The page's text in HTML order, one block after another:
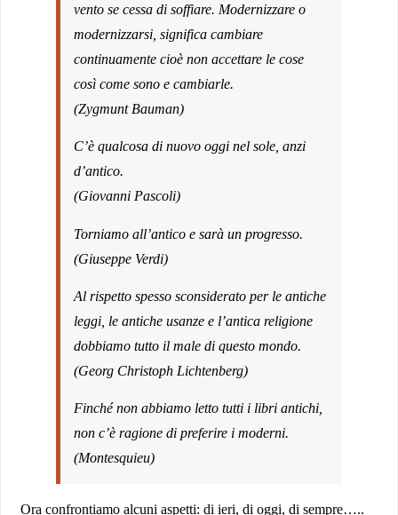
vento se cessa di soffiare. Modernizzare o
modernizzarsi, significa cambiare
continuamente cioè non accettare le cose
così come sono e cambiarle.
(Zygmunt Bauman)
C’è qualcosa di nuovo oggi nel sole, anzi
d’antico.
(Giovanni Pascoli)
Torniamo all’antico e sarà un progresso.
(Giuseppe Verdi)
Al rispetto spesso sconsiderato per le antiche
leggi, le antiche usanze e l’antica religione
dobbiamo tutto il male di questo mondo.
(Georg Christoph Lichtenberg)
Finché non abbiamo letto tutti i libri antichi,
non c’è ragione di preferire i moderni.
(Montesquieu)
Ora confrontiamo alcuni aspetti: di ieri, di oggi, di sempre…..